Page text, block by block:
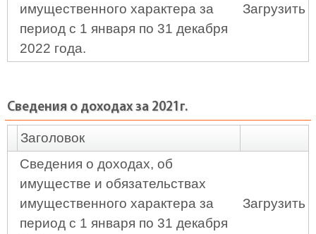
имущественного характера за
период с 1 января по 31 декабря
2022 года.
Загрузить
Сведения о доходах за 2021г.
Заголовок
Сведения о доходах, об
имуществе и обязательствах
имущественного характера за
период с 1 января по 31 декабря
Загрузить